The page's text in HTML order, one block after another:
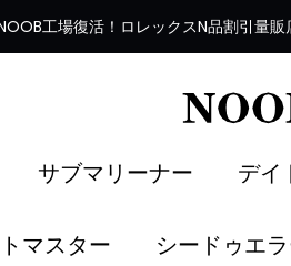
工場復活 ！ ロレックスN品割引量販
サブマリーナー デイ
マスター シードゥエ